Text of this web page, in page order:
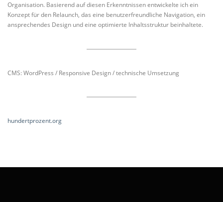
Organisation. Basierend auf diesen Erkenntnissen entwickelte ich ein
Konzept für den Relaunch, das eine benutzerfreundliche Navigation, ein
ansprechendes Design und eine optimierte Inhaltsstruktur beinhaltete.
CMS: WordPress / Responsive Design / technische Umsetzung
hundertprozent.org